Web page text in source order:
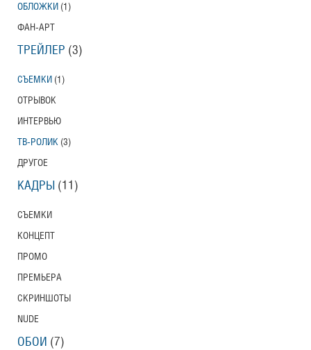
ОБЛОЖКИ (1)
ФАН-АРТ
ТРЕЙЛЕР (3)
СЪЕМКИ (1)
ОТРЫВОК
ИНТЕРВЬЮ
ТВ-РОЛИК (3)
ДРУГОЕ
КАДРЫ (11)
СЪЕМКИ
КОНЦЕПТ
ПРОМО
ПРЕМЬЕРА
СКРИНШОТЫ
NUDE
ОБОИ (7)